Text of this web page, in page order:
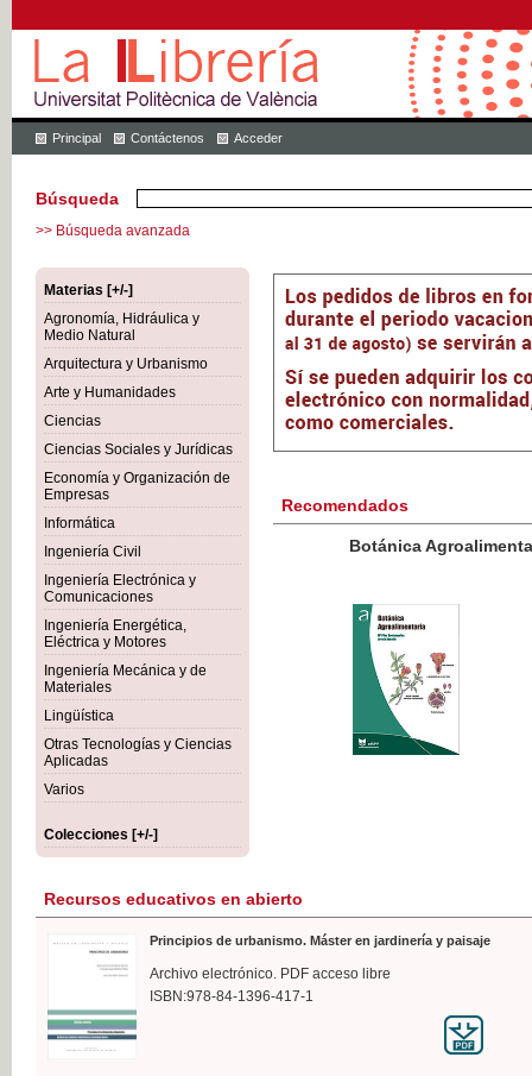
Principal Contáctenos Acceder
Búsqueda
>> Búsqueda avanzada
Materias [+/-]
Agronomía, Hidráulica y
Medio Natural
Arquitectura y Urbanismo
Arte y Humanidades
Ciencias
Ciencias Sociales y Jurídicas
Economía y Organización de
Empresas
Informática
Ingeniería Civil
Ingeniería Electrónica y
Comunicaciones
Ingeniería Energética,
Eléctrica y Motores
Ingeniería Mecánica y de
Materiales
Lingüística
Otras Tecnologías y Ciencias
Aplicadas
Varios
Colecciones [+/-]
Recomendados
Botánica Agroalimentaria
Recursos educativos en abierto
Principios de urbanismo. Máster en jardinería y paisaje
Archivo electrónico. PDF acceso libre
ISBN:978-84-1396-417-1